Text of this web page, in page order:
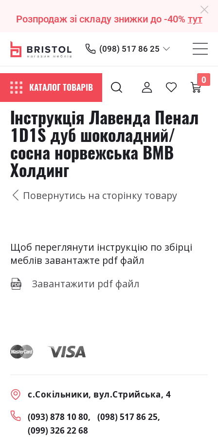
Розпродаж зі складу знижки до -40% тут
(098) 517 86 25
КАТАЛОГ ТОВАРІВ
0
Інструкція Лавенда Пенал
1D1S дуб шоколадний/
сосна норвежська ВМВ
Холдинг
Повернутись на сторінку товару
Щоб переглянути інструкцію по збірці
меблів завантажте pdf файл
Завантажити pdf файл
с.Сокільники, вул.Стрийська, 4
(093) 878 10 80
(098) 517 86 25
(099) 326 22 68